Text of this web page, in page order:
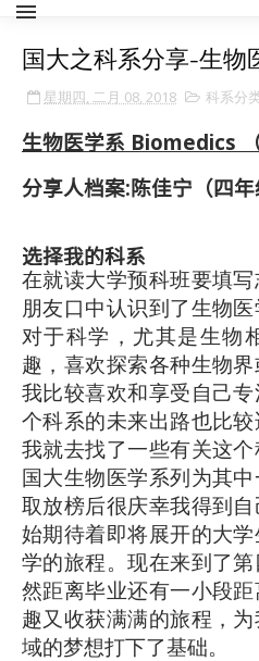
国大之科系分享-生物
星期四, 二月 08, 2018 科系分
生物医学系 Biomedics
分享人档案:陈佳宁（四年
选择我的科系
在就读大学预科班要填
朋友口中认识到了生物
对于科学，尤其是生物
趣，喜欢探索各种生物
我比较喜欢和享受自己
个科系的未来出路也比
我就去找了一些有关这
国大生物医学系列为其
取放榜后很庆幸我得到
始期待着即将展开的大
学的旅程。现在来到了
然距离毕业还有一小段
趣又收获满满的旅程，
域的梦想打下了基础。